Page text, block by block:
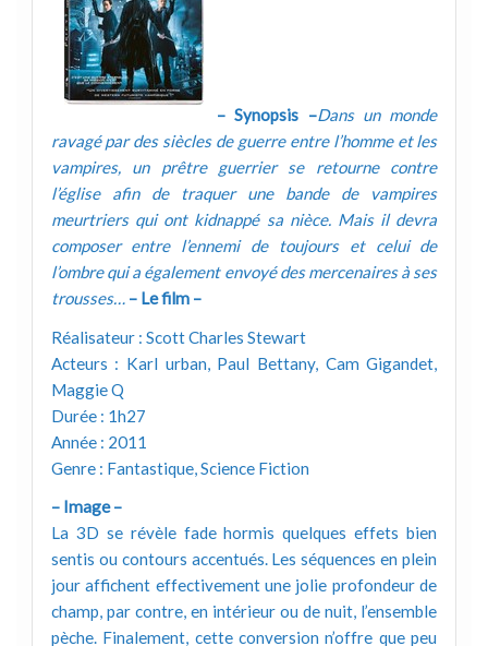
– Synopsis –Dans un monde
ravagé par des siècles de guerre entre l’homme et les
vampires, un prêtre guerrier se retourne contre
l’église afin de traquer une bande de vampires
meurtriers qui ont kidnappé sa nièce. Mais il devra
composer entre l’ennemi de toujours et celui de
l’ombre qui a également envoyé des mercenaires à ses
trousses… – Le film –
Réalisateur : Scott Charles Stewart
Acteurs : Karl urban, Paul Bettany, Cam Gigandet,
Maggie Q
Durée : 1h27
Année : 2011
Genre : Fantastique, Science Fiction
– Image –
La 3D se révèle fade hormis quelques effets bien
sentis ou contours accentués. Les séquences en plein
jour affichent effectivement une jolie profondeur de
champ, par contre, en intérieur ou de nuit, l’ensemble
pèche. Finalement, cette conversion n’offre que peu